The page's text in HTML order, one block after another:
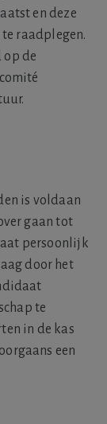
en deze
raadplegen.
op de
is voldaan
gaan tot
persoonlijk
door het
te
in de kas
een